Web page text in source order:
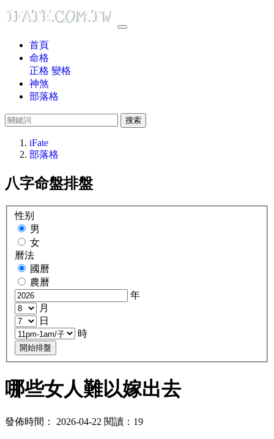
首頁
命格
正格 變格
神煞
部落格
搜索
iFate
部落格
八字命盤排盤
性别
男
女
曆法
國曆
農曆
年
月
日
時
開始排盤
哪些女人難以嫁出去
發佈時間： 2026-04-22 閱讀：19